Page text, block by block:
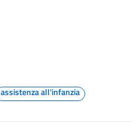
assistenza all'infanzia